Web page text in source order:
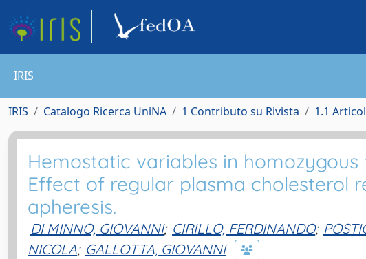
IRIS
IRIS Catalogo Ricerca UniNA 1 Contributo su Rivista 1.1
Hemostatic variables in
Effect of regular plasma cholesterol
apheresis.
DI MINNO, GIOVANNI; CIRILLO, FERDINANDO;
NICOLA; GALLOTTA, GIOVANNI